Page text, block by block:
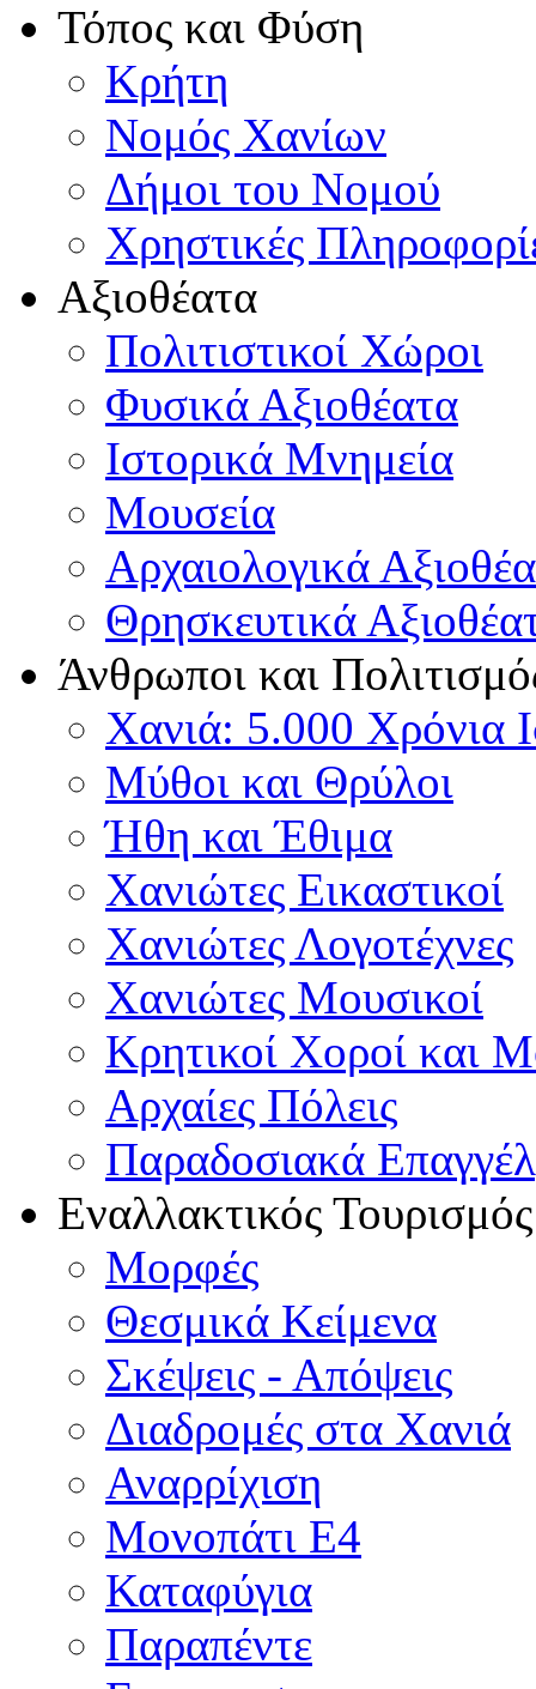
Τόπος και Φύση
Κρήτη
Νομός Χανίων
Δήμοι του Νομού
Χρηστικές
Αξιοθέατα
Πολιτιστικοί Χώροι
Φυσικά Αξιοθέατα
Ιστορικά Μνημεία
Μουσεία
Αρχαιολογικά
Θρησκευτικά
Άνθρωποι και
Χανιά: 5.000 Χρόνια
Μύθοι και Θρύλοι
Ήθη και Έθιμα
Χανιώτες Εικαστικοί
Χανιώτες Λογοτέχνες
Χανιώτες Μουσικοί
Κρητικοί Χοροί και
Αρχαίες Πόλεις
Παραδοσιακά
Εναλλακτικός Τουρισμός
Μορφές
Θεσμικά Κείμενα
Σκέψεις - Απόψεις
Διαδρομές στα Χανιά
Αναρρίχιση
Μονοπάτι Ε4
Καταφύγια
Παραπέντε